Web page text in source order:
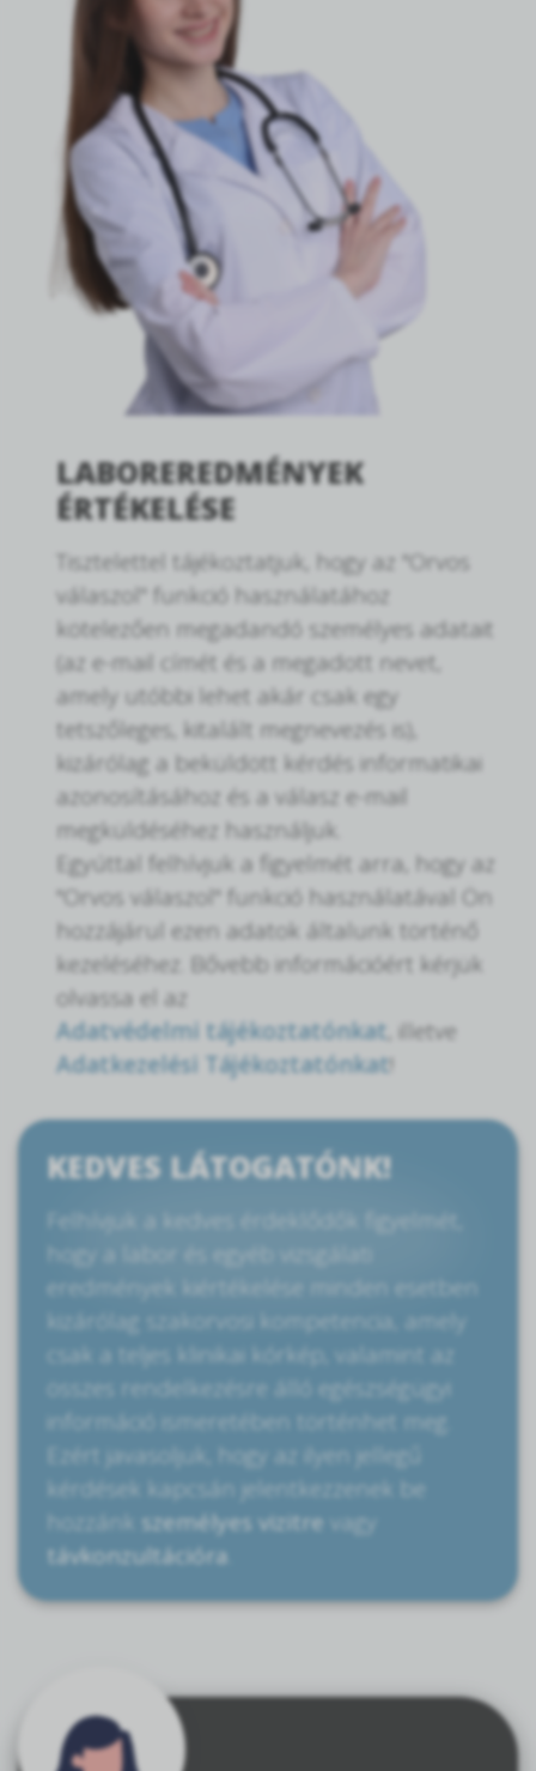
LABOREREDMÉNYEK
ÉRTÉKELÉSE
Tisztelettel tájékoztatjuk, hogy az "Orvos
válaszol" funkció használatához
kötelezően megadandó személyes adatait
(az e-mail címét és a megadott nevet,
amely utóbbi lehet akár csak egy
tetszőleges, kitalált megnevezés is),
kizárólag a beküldött kérdés informatikai
azonosításához és a válasz e-mail
megküldéséhez használjuk.
Egyúttal felhívjuk a figyelmét arra, hogy az
"Orvos válaszol" funkció használatával Ön
hozzájárul ezen adatok általunk történő
kezeléséhez. Bővebb információért kérjük
olvassa el az
Adatvédelmi tájékoztatónkat , illetve
Adatkezelési Tájékoztatónkat!
KEDVES LÁTOGATÓNK!
Felhívjuk a kedves érdeklődők figyelmét,
hogy a labor és egyéb vizsgálati
eredmények kiértékelése minden esetben
kizárólag szakorvosi kompetencia, amely
csak a teljes klinikai kórkép, valamint az
összes rendelkezésre álló egészségügyi
információ ismeretében történhet meg.
Ezért javasoljuk, hogy az ilyen jellegű
kérdések kapcsán jelentkezzenek be
hozzánk személyes vizitre vagy
távkonzultációra